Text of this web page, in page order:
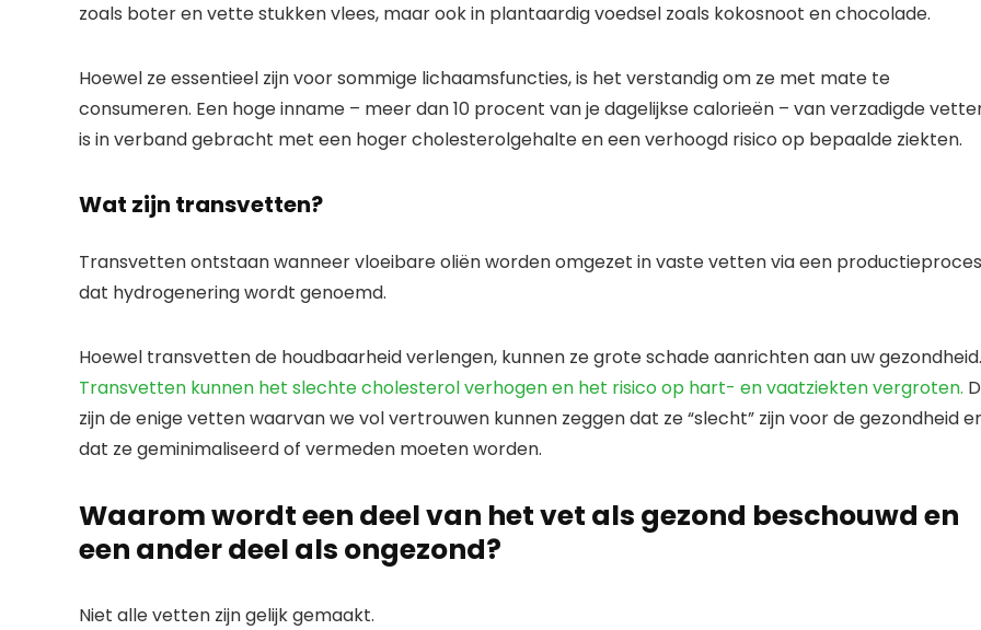
zoals boter en vette stukken vlees, maar ook in plantaardig voedsel zoals kokosnoot en chocolade.
Hoewel ze essentieel zijn voor sommige lichaamsfuncties, is het verstandig om ze met mate te
consumeren. Een hoge inname – meer dan 10 procent van je dagelijkse calorieën – van verzadigde
is in verband gebracht met een hoger cholesterolgehalte en een verhoogd risico op bepaalde ziekten.
Wat zijn transvetten?
Transvetten ontstaan ​​wanneer vloeibare oliën worden omgezet in vaste vetten via een productieproces
dat hydrogenering wordt genoemd.
Hoewel transvetten de houdbaarheid verlengen, kunnen ze grote schade aanrichten aan uw gezondheid.
Transvetten kunnen het slechte cholesterol verhogen en het risico op hart- en vaatziekten vergroten.
zijn de enige vetten waarvan we vol vertrouwen kunnen zeggen dat ze “slecht” zijn voor de gezondheid
dat ze geminimaliseerd of vermeden moeten worden.
Waarom wordt een deel van het vet als gezond beschouwd en
een ander deel als ongezond?
Niet alle vetten zijn gelijk gemaakt.